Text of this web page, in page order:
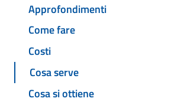
Approfondimenti
Come fare
Costi
Cosa serve
Cosa si ottiene